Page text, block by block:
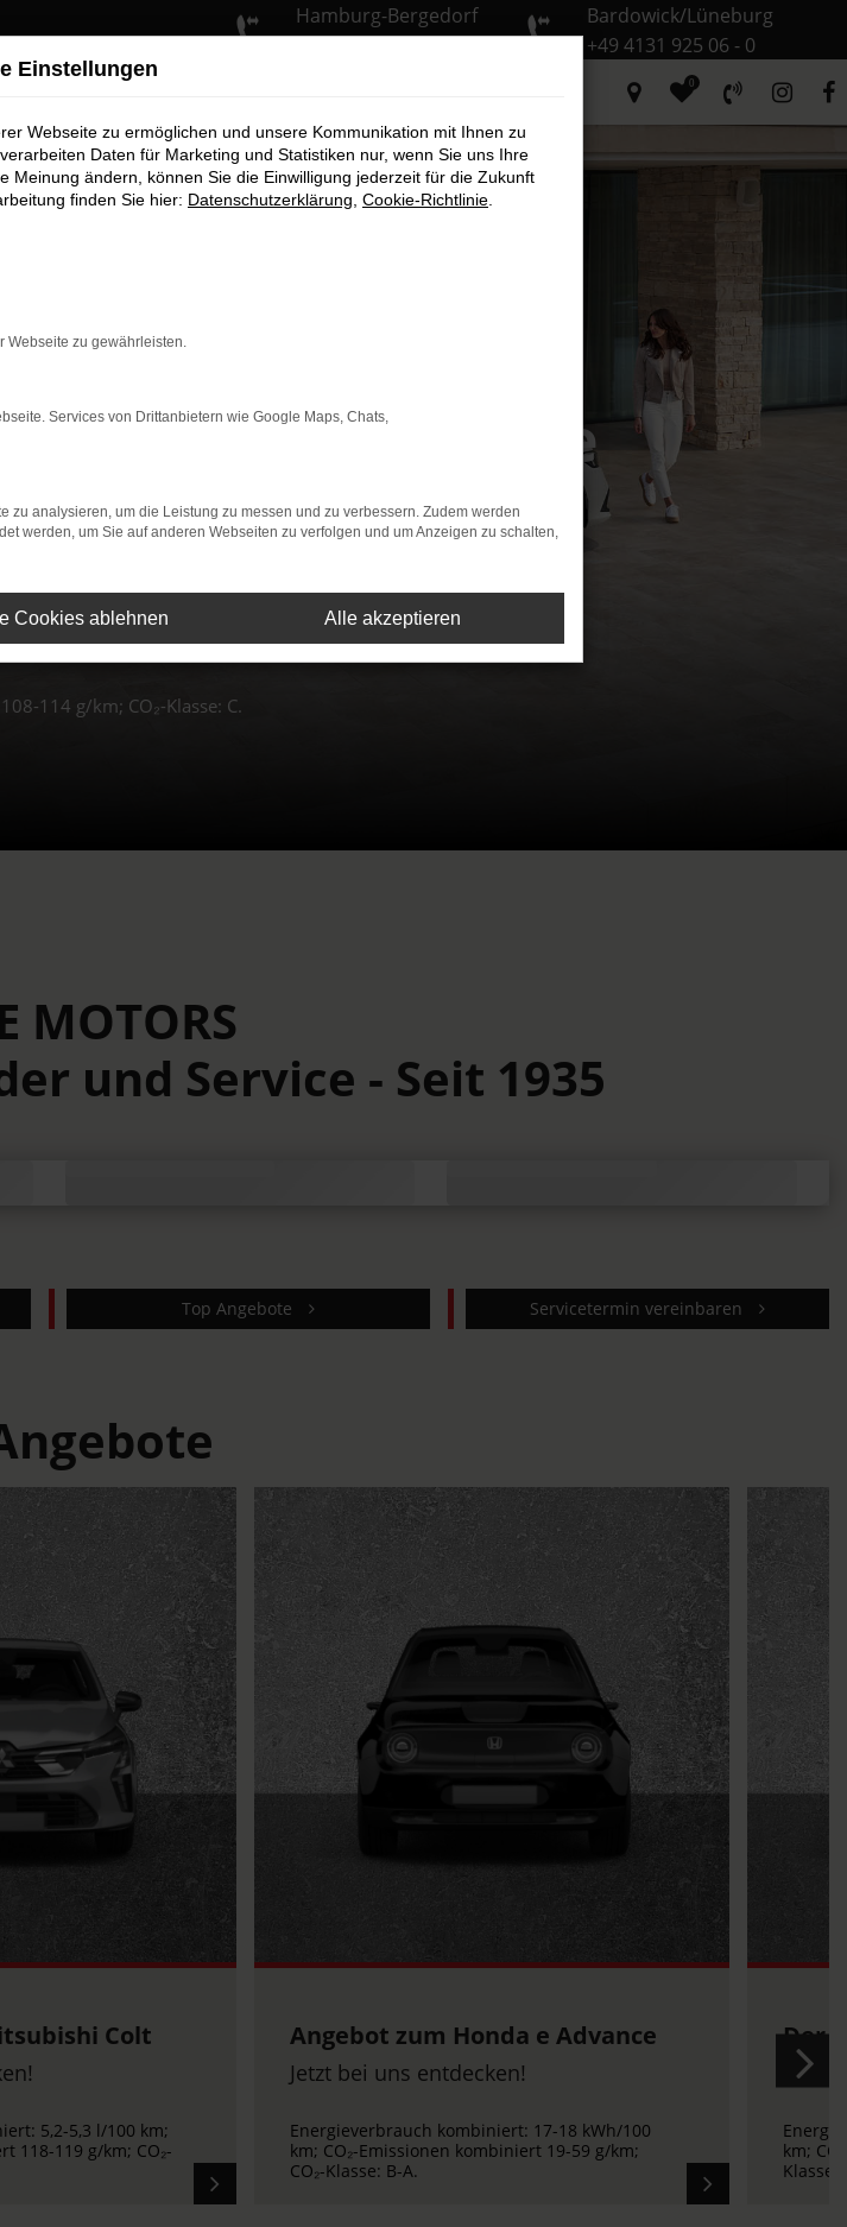
Hamburg-Bergedorf
+49 40 735 935 - 0
Bardowick/Lüneburg
+49 4131 925 06 - 0
0
e:HEV Elegance
114 g/km; CO₂-Klasse: C.
MOTORS
und Service - Seit 1935
Top Angebote Servicetermin vereinbaren
e Advance
17-18 kWh/100
19-59 g/km;
Der neue Honda e:Ny1
Jetzt bei uns entdecken!
Energieverbrauch kombiniert: 18,2 kWh/100
km; CO₂-Emissionen kombiniert 0 g/km; CO₂-
Klasse: A.
Jetzt
CO₂-
Klasse:
Einstellungen
Webseite zu ermöglichen und unsere Kommunikation mit Ihnen zu
Daten für Marketing und Statistiken nur, wenn Sie uns Ihre
Meinung ändern, können Sie die Einwilligung jederzeit für die Zukunft
finden Sie hier: Datenschutzerklärung Cookie-Richtlinie
Webseite zu gewährleisten.
Services von Drittanbietern wie Google Maps, Chats,
zu analysieren, um die Leistung zu messen und zu verbessern. Zudem werden
werden, um Sie auf anderen Webseiten zu verfolgen und um Anzeigen zu schalten,
Cookies ablehnen Alle akzeptieren